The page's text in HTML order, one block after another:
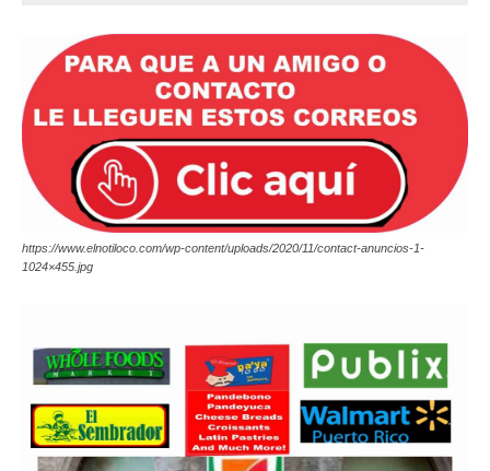
https://www.elnotiloco.com/wp-content/uploads/2020/11/contact-anuncios-1-
1024×455.jpg